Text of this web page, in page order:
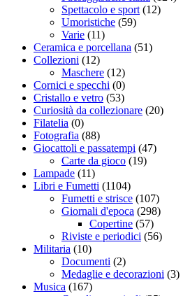
Spettacolo e sport (12)
Umoristiche (59)
Varie (11)
Ceramica e porcellana (51)
Collezioni (12)
Maschere (12)
Cornici e specchi (0)
Cristallo e vetro (53)
Curiosità da collezionare (20)
Filatelia (0)
Fotografia (88)
Giocattoli e passatempi (47)
Carte da gioco (19)
Lampade (11)
Libri e Fumetti (1104)
Fumetti e strisce (107)
Giornali d'epoca (298)
Copertine (57)
Riviste e periodici (56)
Militaria (10)
Documenti (2)
Medaglie e decorazioni (3)
Musica (167)